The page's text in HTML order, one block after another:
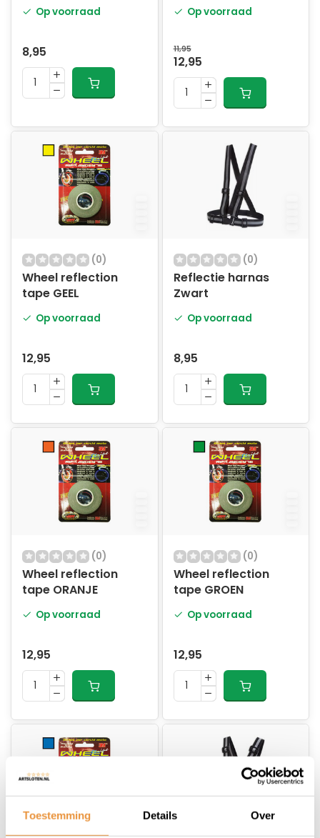
Toestemming Details Over
Op voorraad
8,95
Op voorraad
11,95
12,95
(0)
Wheel reflection
tape GEEL
Op voorraad
12,95
(0)
Reflectie harnas
Zwart
Op voorraad
8,95
(0)
Wheel reflection
tape ORANJE
Op voorraad
12,95
(0)
Wheel reflection
tape GROEN
Op voorraad
12,95